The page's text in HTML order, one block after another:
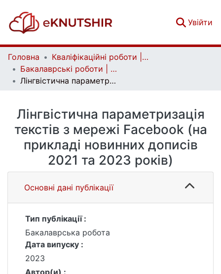
Увійти
Головна
Кваліфікаційні роботи | Qualifying works
Бакалаврські роботи | Bachelor theses
Лінгвістична параметризація текстів з мережі Facebook (на прикладі новинних дописів 2021 та 2023 років)
Лінгвістична параметризація
текстів з мережі Facebook (на
прикладі новинних дописів
2021 та 2023 років)
Основні дані публікації
Тип публікації :
Бакалаврська робота
Дата випуску :
2023
Автор(и) :